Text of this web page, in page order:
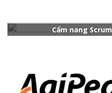
Cẩm nang Scrum